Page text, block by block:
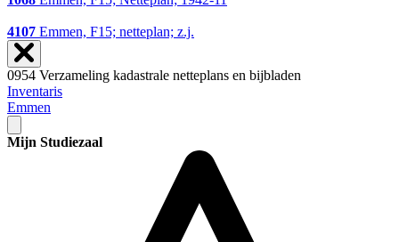
4107 Emmen, F15; netteplan; z.j.
0954 Verzameling kadastrale netteplans en bijbladen
Inventaris
Emmen
Mijn Studiezaal